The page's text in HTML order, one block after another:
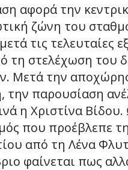
αφορά την
ζώνη του
τις τελευταίες
τη στελέχωση του
Μετά την
την παρουσίαση
η Χριστίνα
που προέβλεπε
από τη Λένα
φαίνεται πως